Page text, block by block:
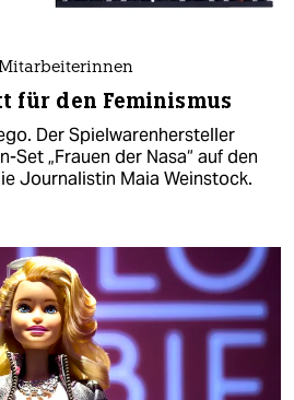
für den Feminismus
Der Spielwarenhersteller
Set „Frauen der Nasa“ auf den
Journalistin Maia Weinstock.